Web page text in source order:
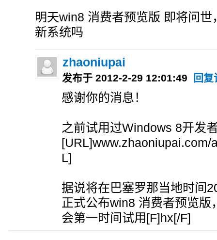
明天win8 消费者预览版 即将问
新系统吗
zhaoniupai
发布于 2012-2-29 12:01:49 回
感谢你的消息！
之前试用过Windows 8开发
L]
据说将在巴塞罗那当地时间
正式公布win8 消费者预览版
会第一时间试用[F]hx[/F]